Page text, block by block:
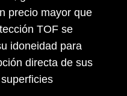
precio mayor que
TOF se
idoneidad para
directa de sus